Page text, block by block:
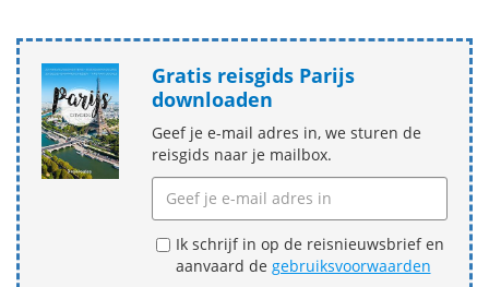
Gratis reisgids Parijs
downloaden
Geef je e-mail adres in, we sturen de
reisgids naar je mailbox.
Ik schrijf in op de reisnieuwsbrief en
aanvaard de gebruiksvoorwaarden